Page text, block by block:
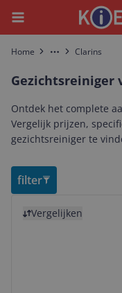
Menu
Home More Clarins
Gezichtsreiniger
Ontdek het complete
Vergelijk prijzen,
gezichtsreiniger te
filter
Vergelijken